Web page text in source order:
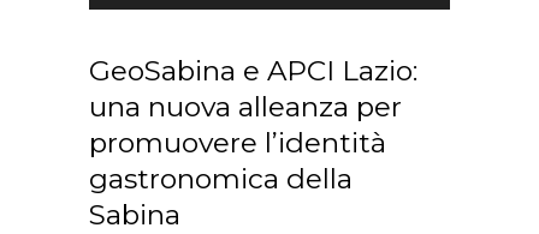
GeoSabina e APCI Lazio:
una nuova alleanza per
promuovere l’identità
gastronomica della
Sabina